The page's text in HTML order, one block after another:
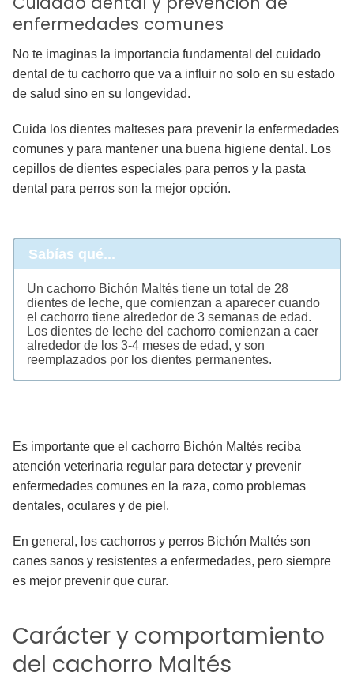
enfermedades comunes
No te imaginas la importancia fundamental del cuidado
dental de tu cachorro que va a influir no solo en su estado
de salud sino en su longevidad.
Cuida los dientes malteses para prevenir la enfermedades
comunes y para mantener una buena higiene dental. Los
cepillos de dientes especiales para perros y la pasta
dental para perros son la mejor opción.
Sabías qué...
Un cachorro Bichón Maltés tiene un total de 28
dientes de leche, que comienzan a aparecer cuando
el cachorro tiene alrededor de 3 semanas de edad.
Los dientes de leche del cachorro comienzan a caer
alrededor de los 3-4 meses de edad, y son
reemplazados por los dientes permanentes.
Es importante que el cachorro Bichón Maltés reciba
atención veterinaria regular para detectar y prevenir
enfermedades comunes en la raza, como problemas
dentales, oculares y de piel.
En general, los cachorros y perros Bichón Maltés son
canes sanos y resistentes a enfermedades, pero siempre
es mejor prevenir que curar.
Carácter y comportamiento
del cachorro Maltés